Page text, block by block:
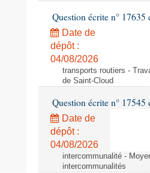
Question écrite n°
Date de
dépôt :
04/08/2026
transports routiers -
de Saint-Cloud
Question écrite n°
Date de
dépôt :
04/08/2026
intercommunalité -
intercommunalités